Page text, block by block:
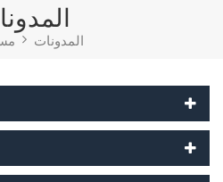
المدونات